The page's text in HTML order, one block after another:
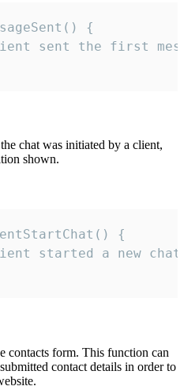
{
sent the first
chat was initiated by a client,
shown.
{
started a new
contacts form. This function can
contact details in order to